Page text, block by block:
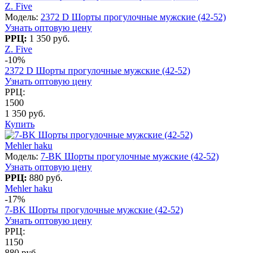
Z. Five
Модель: 2372 D Шорты прогулочные мужские (42-52)
Узнать оптовую цену
РРЦ: 1 350 руб.
Z. Five
-10%
2372 D Шорты прогулочные мужские (42-52)
Узнать оптовую цену
РРЦ:
1500
1 350 руб.
Купить
Mehler haku
Модель: 7-BK Шорты прогулочные мужские (42-52)
Узнать оптовую цену
РРЦ: 880 руб.
Mehler haku
-17%
7-BK Шорты прогулочные мужские (42-52)
Узнать оптовую цену
РРЦ:
1150